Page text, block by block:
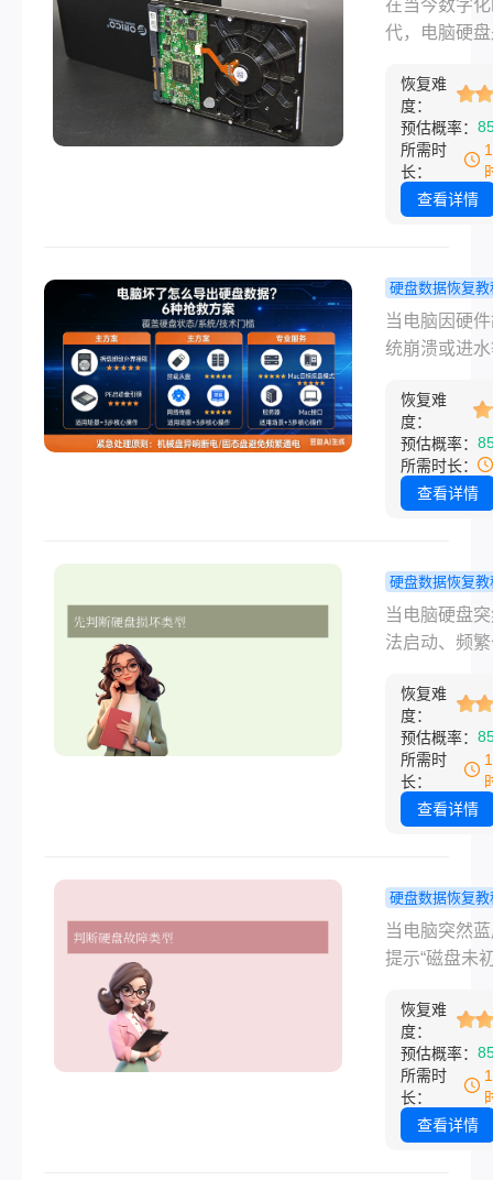
脑硬盘坏了
复数据方法。
恢复数据？
在当今数字
代，电脑硬
文件、照片
等数据的关
备。然而，
种原因，如
除、格式化
现故障导致
失。本文将
绍电脑硬盘
么恢复数据
帮助您找回
资料。
恢复难
度：
预估概率：
所需时
长：
查看详情
硬盘数据恢复教
了怎么把硬
西弄出来？
当电脑因硬
统崩溃或进
据仍有可能
那么电脑坏
盘里的东西
本文提供6种
案，涵盖不
作系统
（Windows/
及用户技术
详细操作步
恢复难
度：
预估概率：
所需时长：
查看详情
硬盘数据恢复教
脑硬盘坏了
恢复数据？
南！
当电脑硬盘
法启动、频
时，数据可
旦夕。那么
盘坏了怎么
据呢？本文
检测到数据
恢复难
度：
预估概率：
所需时
长：
查看详情
硬盘数据恢复教
脑硬盘坏了
恢复数据的
+避坑全攻
当电脑突然
提示“磁盘未
时，数据安
可危。那么
盘坏了怎么
据的方法呢
从故障判断
恢复难
度：
预估概率：
所需时
长：
查看详情